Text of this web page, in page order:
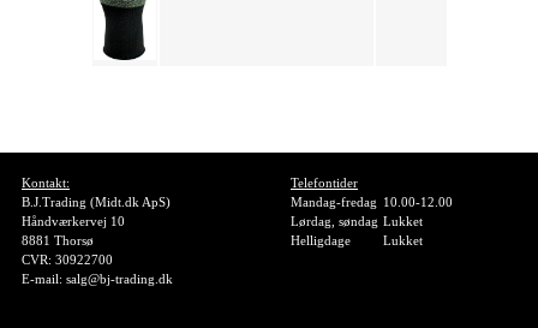
Kontakt:
B.J.Trading (Midt.dk ApS)
Håndværkervej 10
8881 Thorsø
CVR: 30922700
E-mail: salg@bj-trading.dk
Telefontider
Mandag-fredag 10.00-12.00
Lørdag, søndag Lukket
Helligdage
Lukket